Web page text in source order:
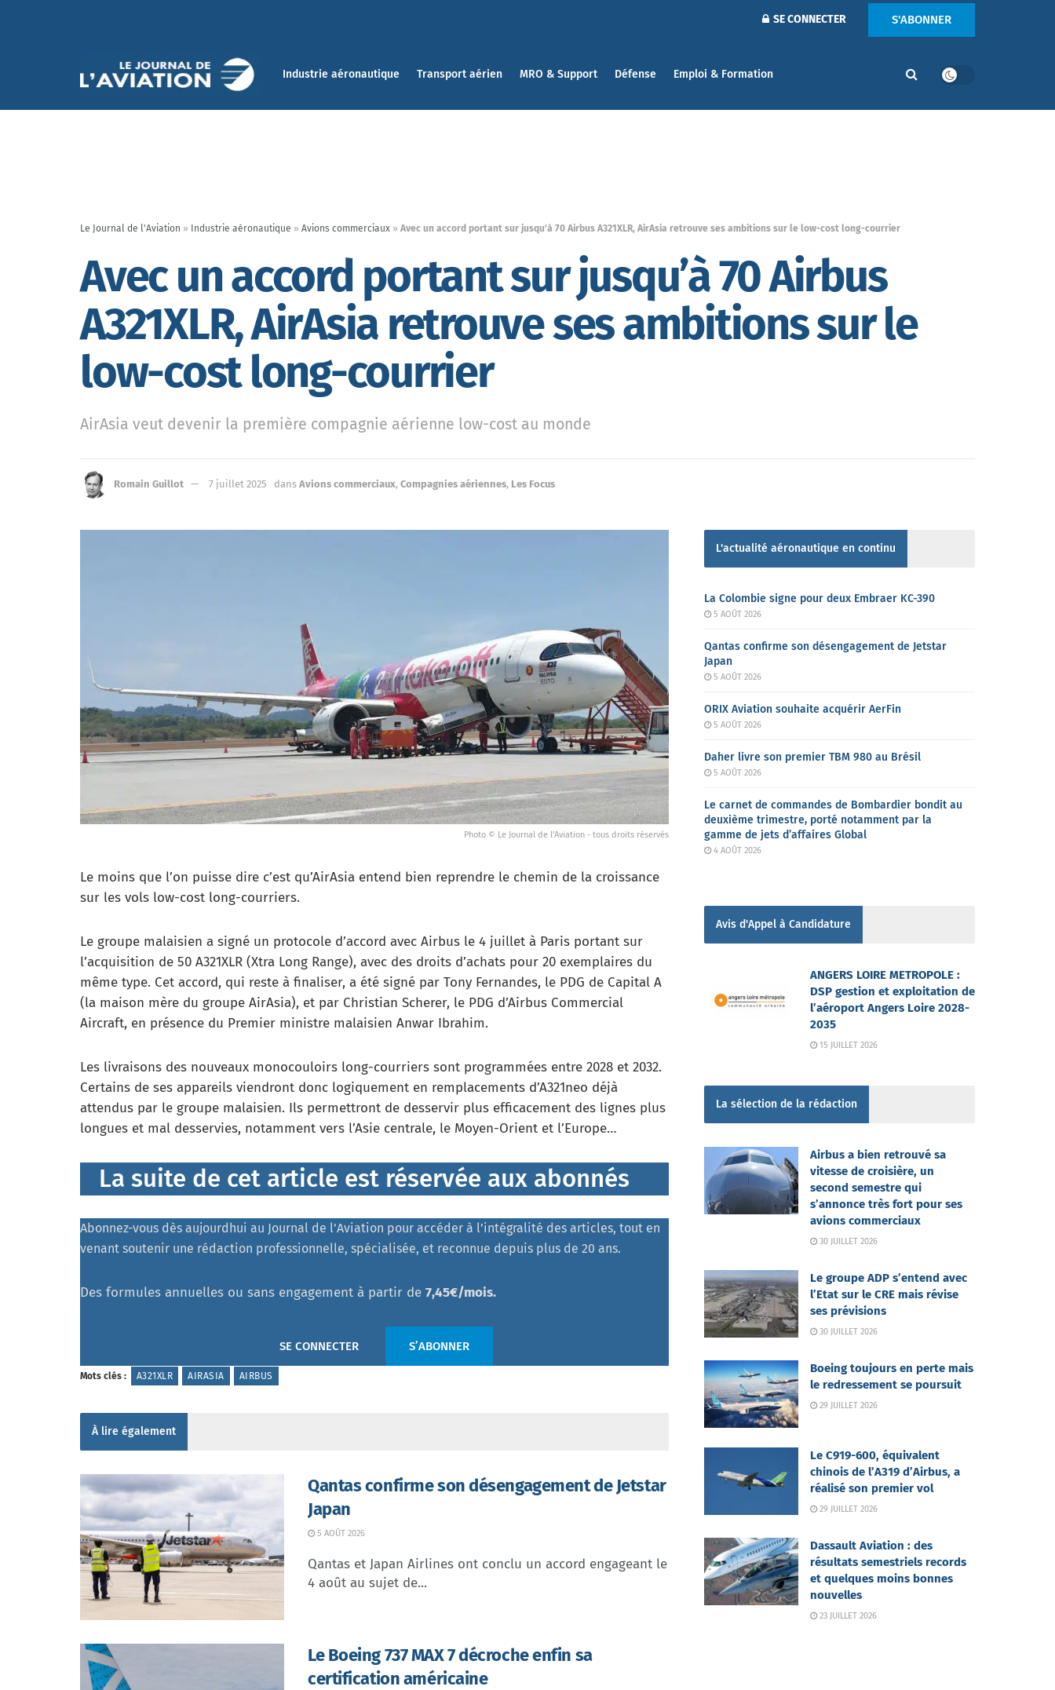
SE CONNECTER S'ABONNER
Industrie aéronautique Transport aérien MRO & Support Défense Emploi & Formation
Le Journal de l'Aviation » Industrie aéronautique » Avions commerciaux » Avec un accord portant sur jusqu’à 70 Airbus A321XLR, AirAsia retrouve ses ambitions sur le low-cost long-courrier
Avec un accord portant sur jusqu’à 70 Airbus
A321XLR, AirAsia retrouve ses ambitions sur le
low-cost long-courrier
AirAsia veut devenir la première compagnie aérienne low-cost au monde
Romain Guillot 7 juillet 2025 dans Avions commerciaux, Compagnies aériennes, Les Focus
Photo © Le Journal de l'Aviation - tous droits réservés
Le moins que l’on puisse dire c’est qu’AirAsia entend bien reprendre le chemin de la croissance
sur les vols low-cost long-courriers.
Le groupe malaisien a signé un protocole d’accord avec Airbus le 4 juillet à Paris portant sur
l’acquisition de 50 A321XLR (Xtra Long Range), avec des droits d’achats pour 20 exemplaires du
même type. Cet accord, qui reste à finaliser, a été signé par Tony Fernandes, le PDG de Capital A
(la maison mère du groupe AirAsia), et par Christian Scherer, le PDG d’Airbus Commercial
Aircraft, en présence du Premier ministre malaisien Anwar Ibrahim.
Les livraisons des nouveaux monocouloirs long-courriers sont programmées entre 2028 et 2032.
Certains de ses appareils viendront donc logiquement en remplacements d’A321neo déjà
attendus par le groupe malaisien. Ils permettront de desservir plus efficacement des lignes plus
longues et mal desservies, notamment vers l’Asie centrale, le Moyen-Orient et l’Europe…
La suite de cet article est réservée aux abonnés
Abonnez-vous dès aujourdhui au Journal de l’Aviation pour accéder à l’intégralité des articles, tout en
venant soutenir une rédaction professionnelle, spécialisée, et reconnue depuis plus de 20 ans.
Des formules annuelles ou sans engagement à partir de 7,45€/mois.
SE CONNECTER S’ABONNER
Mots clés : A321XLR AIRASIA AIRBUS
À lire également
Qantas confirme son désengagement de Jetstar
Japan
5 AOÛT 2026
Qantas et Japan Airlines ont conclu un accord engageant le
4 août au sujet de...
Le Boeing 737 MAX 7 décroche enfin sa
certification américaine
L'actualité aéronautique en continu
La Colombie signe pour deux Embraer KC-390
5 AOÛT 2026
Qantas confirme son désengagement de Jetstar
Japan
5 AOÛT 2026
ORIX Aviation souhaite acquérir AerFin
5 AOÛT 2026
Daher livre son premier TBM 980 au Brésil
5 AOÛT 2026
Le carnet de commandes de Bombardier bondit au
deuxième trimestre, porté notamment par la
gamme de jets d’affaires Global
4 AOÛT 2026
Avis d'Appel à Candidature
ANGERS LOIRE METROPOLE :
DSP gestion et exploitation de
l’aéroport Angers Loire 2028-
2035
15 JUILLET 2026
La sélection de la rédaction
Airbus a bien retrouvé sa
vitesse de croisière, un
second semestre qui
s’annonce très fort pour ses
avions commerciaux
30 JUILLET 2026
Le groupe ADP s’entend avec
l’Etat sur le CRE mais révise
ses prévisions
30 JUILLET 2026
Boeing toujours en perte mais
le redressement se poursuit
29 JUILLET 2026
Le C919-600, équivalent
chinois de l’A319 d’Airbus, a
réalisé son premier vol
29 JUILLET 2026
Dassault Aviation : des
résultats semestriels records
et quelques moins bonnes
nouvelles
23 JUILLET 2026